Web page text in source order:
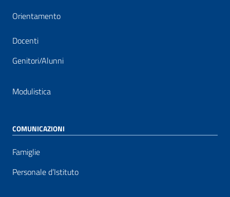
Orientamento
Docenti
Genitori/Alunni
Modulistica
COMUNICAZIONI
Famiglie
Personale d’Istituto